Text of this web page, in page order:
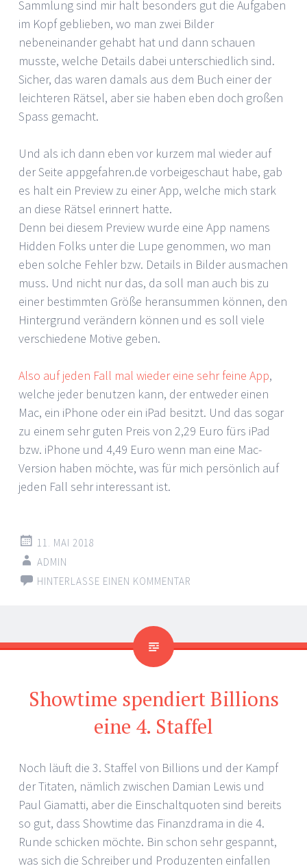
Sammlung sind mir halt besonders gut die Aufgaben
im Kopf geblieben, wo man zwei Bilder
nebeneinander gehabt hat und dann schauen
musste, welche Details dabei unterschiedlich sind.
Sicher, das waren damals aus dem Buch einer der
leichteren Rätsel, aber sie haben eben doch großen
Spass gemacht.
Und als ich dann eben vor kurzem mal wieder auf
der Seite appgefahren.de vorbeigeschaut habe, gab
es halt ein Preview zu einer App, welche mich stark
an diese Rätsel erinnert hatte.
Denn bei diesem Preview wurde eine App namens
Hidden Folks unter die Lupe genommen, wo man
eben solche Fehler bzw. Details in Bilder ausmachen
muss. Und nicht nur das, da soll man auch bis zu
einer bestimmten Größe heransummen können, den
Hintergrund verändern können und es soll viele
verschiedene Motive geben.
Also auf jeden Fall mal wieder eine sehr feine App,
welche jeder benutzen kann, der entweder einen
Mac, ein iPhone oder ein iPad besitzt. Und das sogar
zu einem sehr guten Preis von 2,29 Euro fürs iPad
bzw. iPhone und 4,49 Euro wenn man eine Mac-
Version haben möchte, was für mich persönlich auf
jeden Fall sehr interessant ist.
11. MAI 2018
ADMIN
HINTERLASSE EINEN KOMMENTAR
Showtime spendiert Billions
eine 4. Staffel
Noch läuft die 3. Staffel von Billions und der Kampf
der Titaten, nämlich zwischen Damian Lewis und
Paul Giamatti, aber die Einschaltquoten sind bereits
so gut, dass Showtime das Finanzdrama in die 4.
Runde schicken möchte. Bin schon sehr gespannt,
was sich die Schreiber und Produzenten einfallen